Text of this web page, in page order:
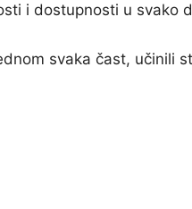
i dostupnosti u svako
svaka čast, učinili